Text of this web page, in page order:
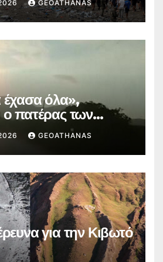
GEOATHANAS
έχασα όλα»,
ο πατέρας των
GEOATHANAS
για την Κιβωτό